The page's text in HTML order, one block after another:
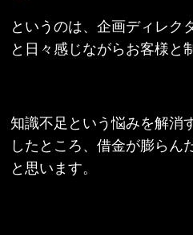
というのは、企画ディレク
と日々感じながらお客様と
知識不足という悩みを解消
したところ、借金が膨らん
と思います。